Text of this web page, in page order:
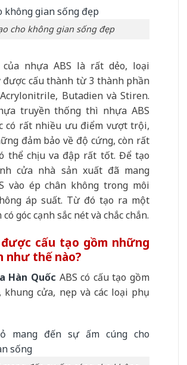
cho không gian sống đẹp
nhựa ABS là rất dẻo, loại
được cấu thành từ 3 thành phần
Butadien và Stiren.
truyền thống thì nhựa ABS
có rất nhiều ưu điểm vượt trội,
đảm bảo về độ cứng, còn rất
thể chịu va đập rất tốt. Để tạo
cửa nhà sản xuất đã mang
vào ép chân không trong môi
áp suất. Từ đó tạo ra một
góc cạnh sắc nét và chắc chắn.
cấu tạo gồm những
như thế nào?
Hàn Quốc ABS có cấu tạo gồm
khung cửa, nẹp và các loại phụ